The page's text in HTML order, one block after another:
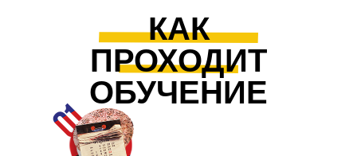
КАК
ПРОХОДИТ
ОБУЧЕНИЕ